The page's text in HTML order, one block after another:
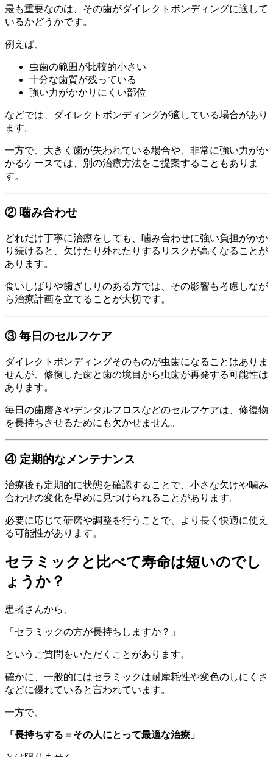
最も重要なのは、その歯がダイレクトボンディングに適して
いるかどうかです。
例えば、
虫歯の範囲が比較的小さい
十分な歯質が残っている
強い力がかかりにくい部位
などでは、ダイレクトボンディングが適している場合があり
ます。
一方で、大きく歯が失われている場合や、非常に強い力がか
かるケースでは、別の治療方法をご提案することもありま
す。
② 噛み合わせ
どれだけ丁寧に治療をしても、噛み合わせに強い負担がかか
り続けると、欠けたり外れたりするリスクが高くなることが
あります。
食いしばりや歯ぎしりのある方では、その影響も考慮しなが
ら治療計画を立てることが大切です。
③ 毎日のセルフケア
ダイレクトボンディングそのものが虫歯になることはありま
せんが、修復した歯と歯の境目から虫歯が再発する可能性は
あります。
毎日の歯磨きやデンタルフロスなどのセルフケアは、修復物
を長持ちさせるためにも欠かせません。
④ 定期的なメンテナンス
治療後も定期的に状態を確認することで、小さな欠けや噛み
合わせの変化を早めに見つけられることがあります。
必要に応じて研磨や調整を行うことで、より長く快適に使え
る可能性があります。
セラミックと比べて寿命は短いのでし
ょうか？
患者さんから、
「セラミックの方が長持ちしますか？」
というご質問をいただくことがあります。
確かに、一般的にはセラミックは耐摩耗性や変色のしにくさ
などに優れていると言われています。
一方で、
「長持ちする＝その人にとって最適な治療」